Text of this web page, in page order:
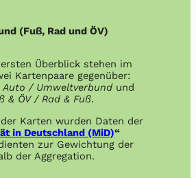
(Fuß, Rad und ÖV)
Überblick stehen im
Kartenpaare gegenüber:
Auto / Umweltverbundund
& ÖV / Rad & Fuß.
Karten wurden Daten der
in Deutschland (MiD)“
zur Gewichtung der
der Aggregation.